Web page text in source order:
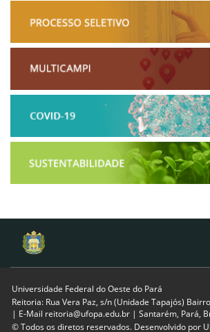
Universidade Federal do Oeste do Pará
Reitoria: Rua Vera Paz, s/n (Unidade Tapajós)
| E-Mail reitoria@ufopa.edu.br | Santarém, Pará,
© Todos os diretos reservados. Desenvolvido por